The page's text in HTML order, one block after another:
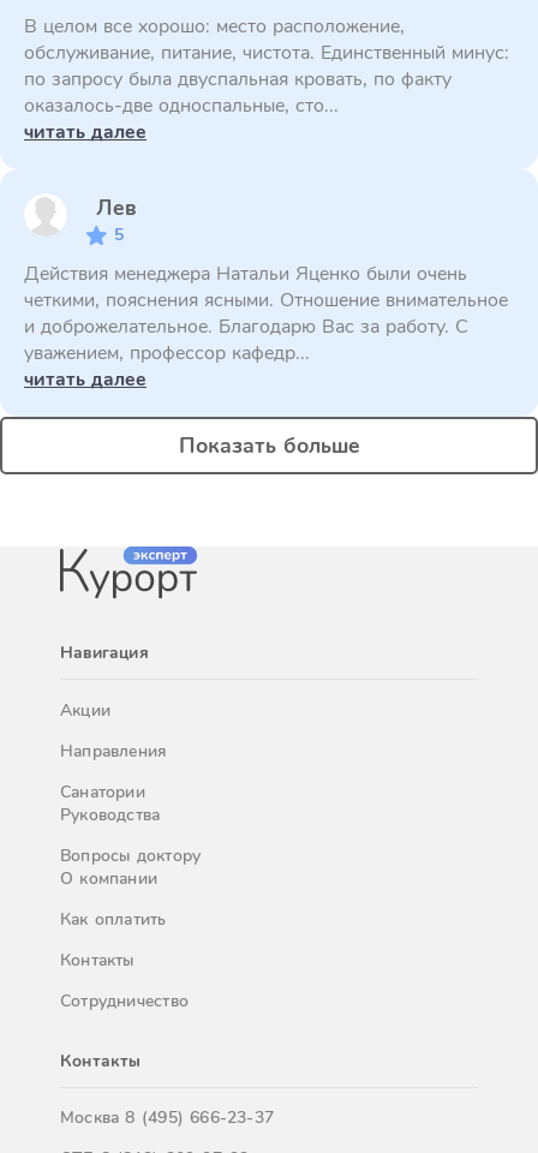
В целом все хорошо: место расположение,
обслуживание, питание, чистота. Единственный минус:
по запросу была двуспальная кровать, по факту
оказалось-две односпальные, сто...
читать далее
Лев
5
Действия менеджера Натальи Яценко были очень
четкими, пояснения ясными. Отношение внимательное
и доброжелательное. Благодарю Вас за работу. С
уважением, профессор кафедр...
читать далее
Показать больше
Навигация
Акции
Направления
Санатории
Руководства
Вопросы доктору
О компании
Как оплатить
Контакты
Сотрудничество
Контакты
Москва8 (495) 666-23-37